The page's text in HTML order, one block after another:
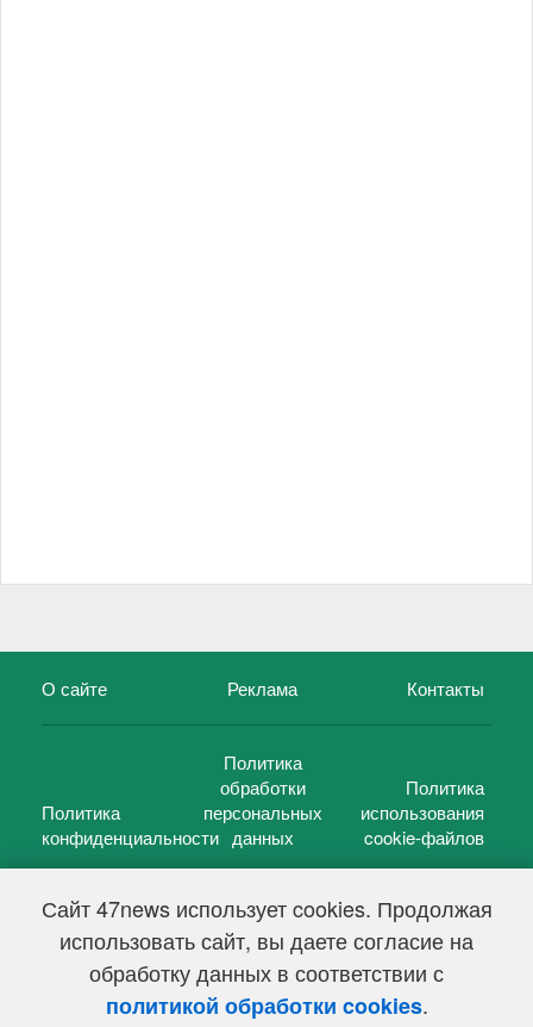
Сайт 47news использует cookies. Продолжая
использовать сайт, вы даете согласие на
обработку данных в соответствии с
политикой обработки cookies.
О сайте Реклама Контакты
Политика
конфиденциальности
Политика
обработки
персональных
данных
Политика
использования
cookie-файлов
47 новостей (47 news)2005 — 2026 г.
Свидетельство о регистрации СМИ Эл № ФС 77-39848, выдано
Федеральной службой по надзору в сфере связи,
информационных технологий и массовых коммуникаций